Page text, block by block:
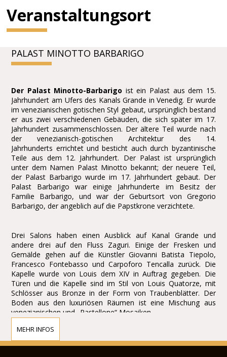
Veranstaltungsort
PALAST MINOTTO BARBARIGO
Der Palast Minotto-Barbarigo ist ein Palast aus dem 15.
Jahrhundert am Ufers des Kanals Grande in Venedig. Er wurde
im venezianischen gotischen Styl gebaut, ursprünglich bestand
er aus zwei verschiedenen Gebäuden, die sich später im 17.
Jahrhundert zusammenschlossen. Der ältere Teil wurde nach
der venezianisch-gotischen Architektur des 14.
Jahrhunderts errichtet und besticht auch durch byzantinische
Teile aus dem 12. Jahrhundert. Der Palast ist ursprünglich
unter dem Namen Palast Minotto bekannt; der neuere Teil,
der Palast Barbarigo wurde im 17. Jahrhundert gebaut. Der
Palast Barbarigo war einige Jahrhunderte im Besitz der
Familie Barbarigo, und war der Geburtsort von Gregorio
Barbarigo, der angeblich auf die Papstkrone verzichtete.
Drei Salons haben einen Ausblick auf Kanal Grande und
andere drei auf den Fluss Zaguri. Einige der Fresken und
Gemälde gehen auf die Künstler Giovanni Batista Tiepolo,
Francesco Fontebasso und Carpoforo Tencalla zurück. Die
Kapelle wurde von Louis dem XIV in Auftrag gegeben. Die
Türen und die Kapelle sind im Stil von Louis Quatorze, mit
Schlösser aus Bronze in der Form von Traubenblätter. Der
Boden aus den luxuriösen Räumen ist eine Mischung aus
venezianischen und „Pastellone“ Mosaiken.
Gianbattista Tiepolo begann hier seine Aktivität im Jahre 1741.
gegenüber der Gleichgültigkeit“ ist jetzt Teil der Sammlung Ca
MEHR INFOS